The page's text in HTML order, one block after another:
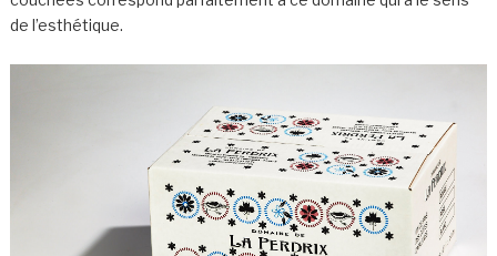
de l’esthétique.